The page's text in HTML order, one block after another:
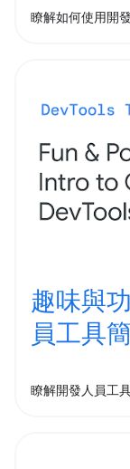
瞭解如何使用開
趣味與
員工具
瞭解開發人員工